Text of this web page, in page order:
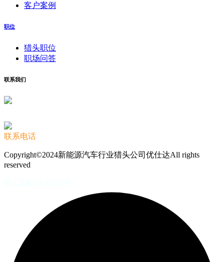
客户案例
职位
猎头职位
职场问答
联系我们
联系电话
Copyright©2024新能源汽车行业猎头公司优仕达All rights
reserved